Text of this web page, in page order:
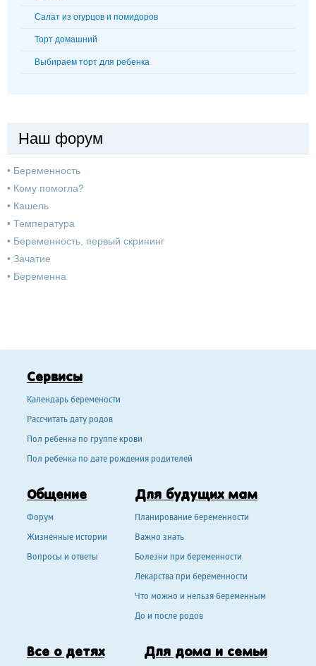
Салат из огурцов и помидоров
Торт домашний
Выбираем торт для ребенка
Наш форум
• Беременность
• Кому помогла?
• Кашель
• Температура
• Беременность, первый скрининг
• Зачатие
• Беременна
Сервисы
Календарь беремености
Рассчитать дату родов
Пол ребенка по группе крови
Пол ребенка по дате рождения родителей
Общение
Форум
Жизненные истории
Вопросы и ответы
Для будущих мам
Планирование беременности
Важно знать
Болезни при беременности
Лекарства при беременности
Что можно и нельзя беременным
До и после родов
Все о детях Для дома и семьи